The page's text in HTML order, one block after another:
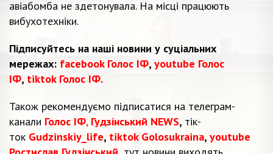
авіабомба не здетонувала. На місці працюють
вибухотехніки.
Підписуйтесь на наші новини у суціальних
мережах: facebook Голос ІФ, youtube Голос
ІФ, tiktok Голос ІФ.
Також рекомендуємо підписатися на телеграм-
канали Голос ІФ, Гудзінський NEWS, тік-
ток Gudzinskiy_life, tiktok Golosukraina, youtube